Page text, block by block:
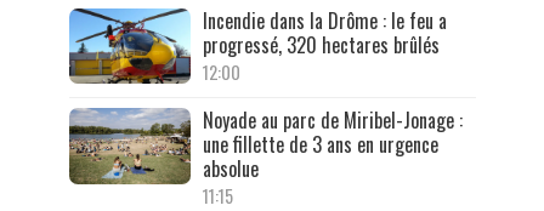
Incendie dans la Drôme : le feu a
progressé, 320 hectares brûlés
12:00
Noyade au parc de Miribel-Jonage :
une fillette de 3 ans en urgence
absolue
11:15